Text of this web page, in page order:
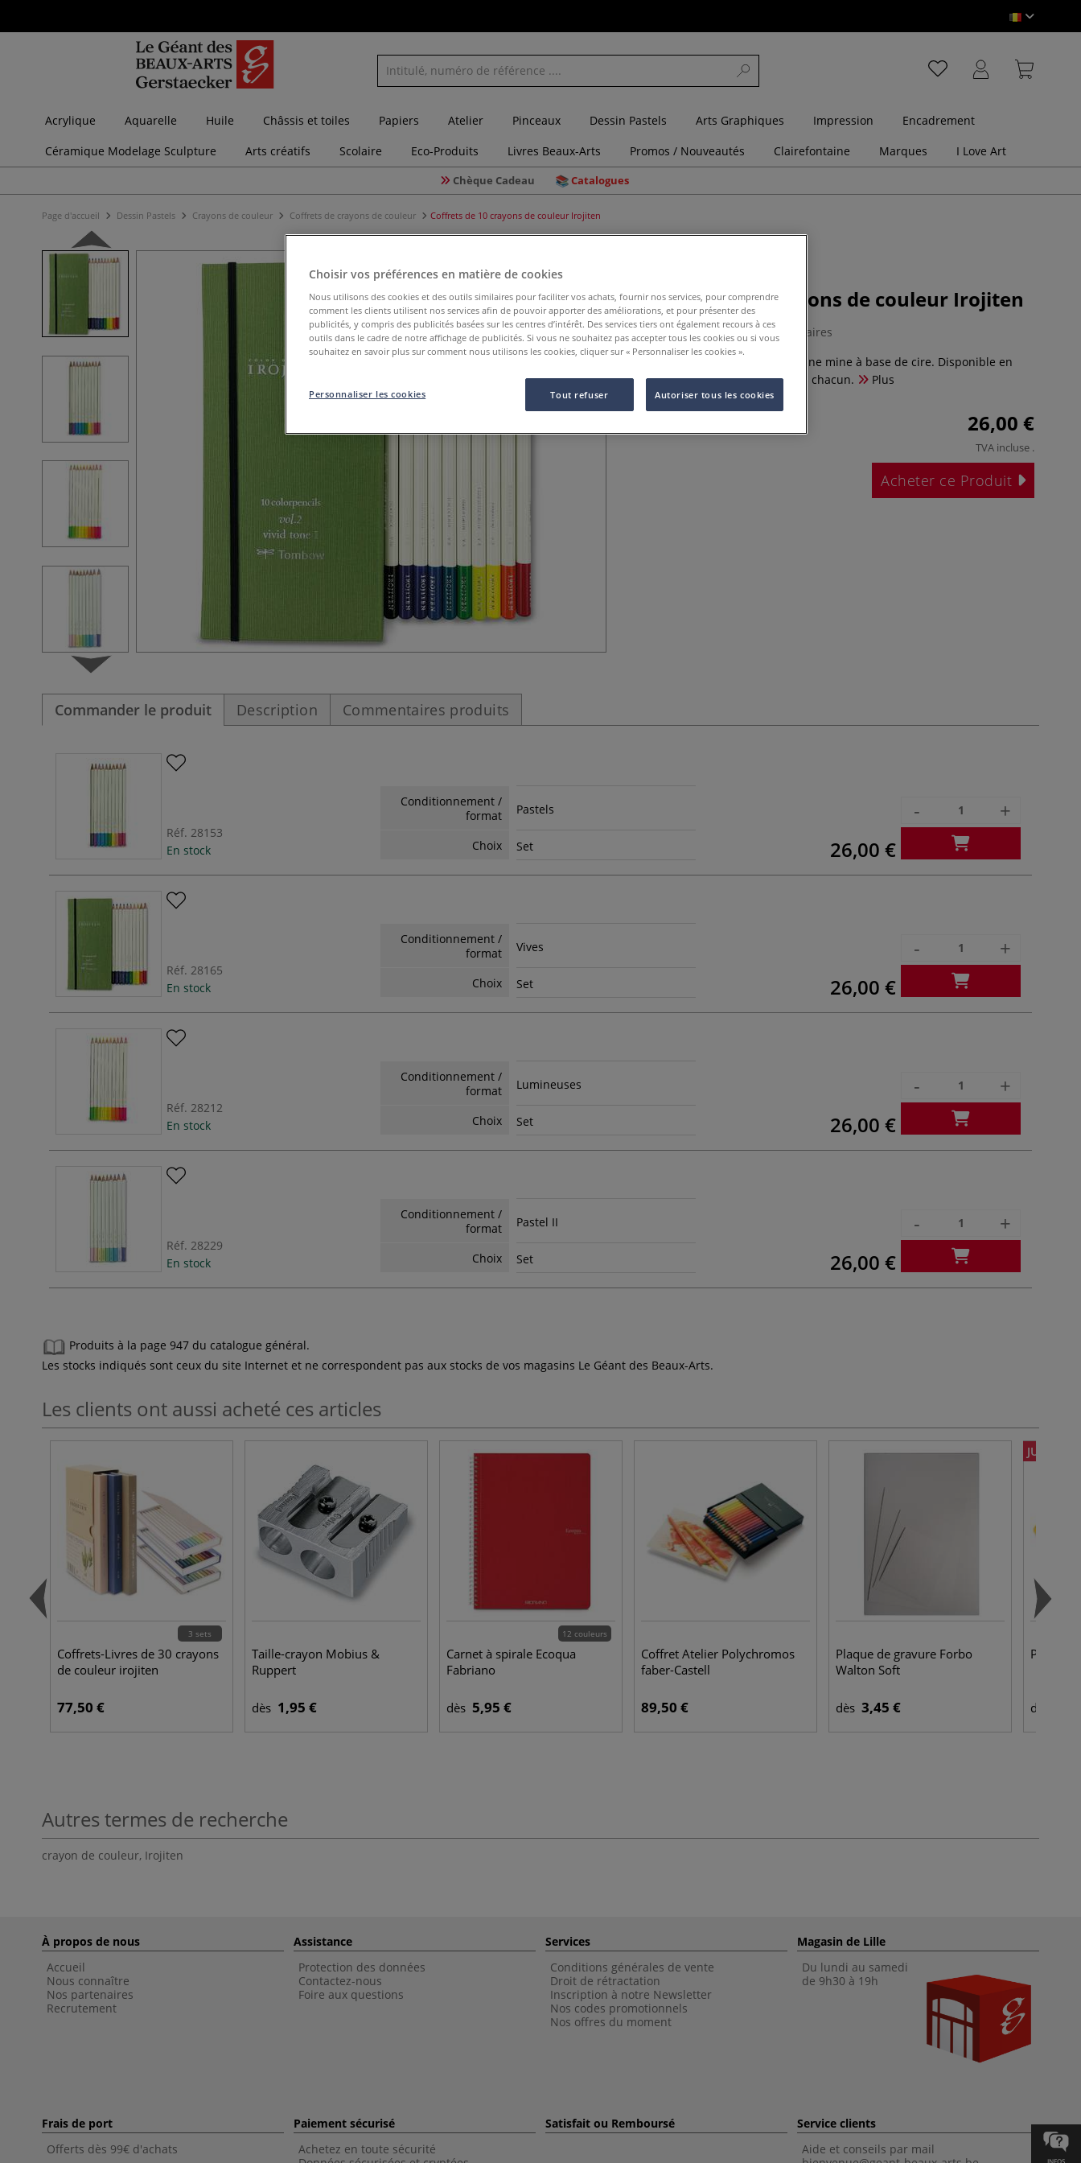
INFOS
Acrylique Aquarelle Huile Châssis et toiles Papiers Atelier Pinceaux Dessin Pastels Arts Graphiques Impression
Encadrement
Céramique Modelage Sculpture
Arts créatifs Scolaire Eco-Produits Livres Beaux-Arts Promos / Nouveautés Clairefontaine Marques I Love Art
Chèque Cadeau Catalogues
Page d'accueil Dessin Pastels Crayons de couleur Coffrets de crayons de couleur Coffrets de 10 crayons de couleur Irojiten
Coffrets de 10 crayons de couleur Irojiten
0 Commentaires
Crayon de couleur élégant avec une mine à base de cire. Disponible en
différents coffrets de 10 couleurs chacun.
Plus
26,00 €
TVA incluse .
Acheter ce Produit
Commander le produit Description Commentaires produits
Réf. 28153
En stock
Conditionnement /
format
Pastels
Choix Set 26,00 €
- +
Réf. 28165
En stock
Conditionnement /
format
Vives
Choix Set 26,00 €
- +
Réf. 28212
En stock
Conditionnement /
format
Lumineuses
Choix Set 26,00 €
- +
Réf. 28229
En stock
Conditionnement /
format
Pastel II
Choix Set 26,00 €
- +
Produits à la page 947 du catalogue général.
Les stocks indiqués sont ceux du site Internet et ne correspondent pas aux stocks de vos magasins Le Géant des Beaux-Arts.
Les clients ont aussi acheté ces articles
3 sets
Coffrets-Livres de 30 crayons
de couleur irojiten
77,50 €
Taille-crayon Mobius &
Ruppert
dès 1,95 €
12 couleurs
Carnet à spirale Ecoqua
Fabriano
dès 5,95 €
Coffret Atelier Polychromos
faber-Castell
89,50 €
Plaque de gravure Forbo
Walton Soft
dès 3,45 €
JUSQU'À
Pastel à
dès
Autres termes de recherche
crayon de couleur, Irojiten
À propos de nous
Accueil
Nous connaître
Nos partenaires
Recrutement
Assistance
Protection des données
Contactez-nous
Foire aux questions
Services
Conditions générales de vente
Droit de rétractation
Inscription à notre Newsletter
Nos codes promotionnels
Nos offres du moment
Magasin de Lille
Du lundi au samedi
de 9h30 à 19h
Frais de port
Offerts dès 99€ d'achats
Paiement sécurisé
Achetez en toute sécurité
Satisfait ou Remboursé
Service clients
Aide et conseils par mail
Choisir vos préférences en matière de cookies
Nous utilisons des cookies et des outils similaires pour faciliter vos achats, fournir nos services, pour comprendre
comment les clients utilisent nos services afin de pouvoir apporter des améliorations, et pour présenter des
publicités, y compris des publicités basées sur les centres d’intérêt. Des services tiers ont également recours à ces
outils dans le cadre de notre affichage de publicités. Si vous ne souhaitez pas accepter tous les cookies ou si vous
souhaitez en savoir plus sur comment nous utilisons les cookies, cliquer sur « Personnaliser les cookies ».
Tout refuser Autoriser tous les cookies
Personnaliser les cookies